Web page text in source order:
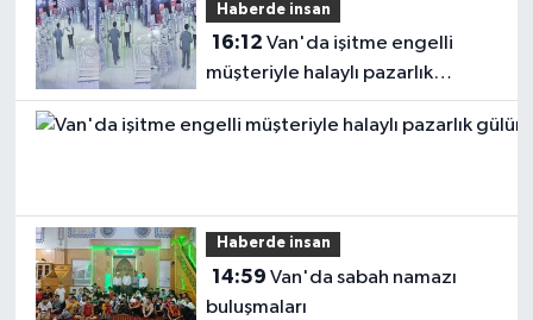
Haberde insan
16:12
müşteriyle halaylı pazarlık
gülümsetti
Haberde insan
14:59
buluşmaları